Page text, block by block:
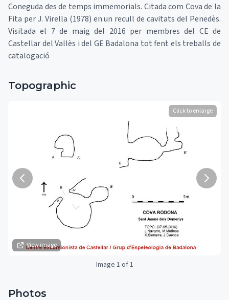
Coneguda des de temps immemorials. Citada com Cova de la
Fita per J. Virella (1978) en un recull de cavitats del Penedès.
Visitada el 7 de maig del 2016 per membres del CE de
Castellar del Vallès i del GE Badalona tot fent els treballs de
catalogació
Topographic
View image
Click to enlarge
Image 1 of 1
Photos